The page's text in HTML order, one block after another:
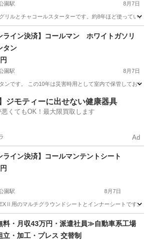
園駅 8月7日
リルとチャコールスターターです。約8年ほど使っていま
公園駅 調理器具
ライン決済】コールマン ホワイトガソリ
タン
園駅 8月7日
ンです。 この10年は災害時用として室内で保管しており
公園駅 家庭用品
】ジモティーに出せない健康器具
くてもOK！最大限買取します
Ad
ライン決済】コールマンテントシート
園駅 8月7日
用のマルチグラウンドシートとインナーシートです。
公園駅 その他
・月収43万円・派遣社員≫自動車系工場
立・加工・プレス 交替制